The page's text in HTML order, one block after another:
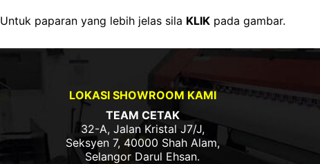
Untuk paparan yang lebih jelas sila KLIKpada gambar.
LOKASI SHOWROOM KAMI
TEAM CETAK
32-A, Jalan Kristal J7/J,
Seksyen 7, 40000 Shah Alam,
Selangor Darul Ehsan.